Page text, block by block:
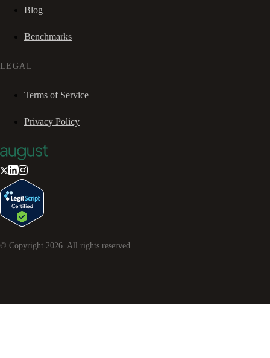
Blog
Benchmarks
LEGAL
Terms of Service
Privacy Policy
© Copyright 2026. All rights reserved.